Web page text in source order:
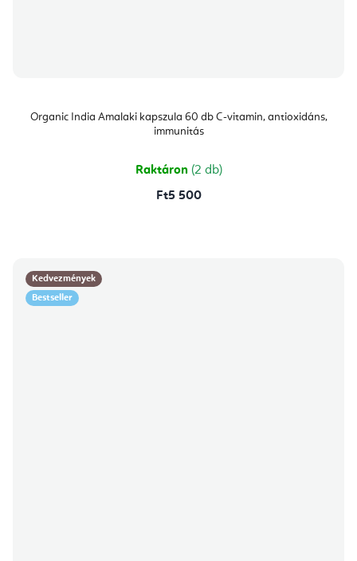
Organic India Amalaki kapszula 60 db C-vitamin, antioxidáns,
immunitás
Raktáron (2 db)
Ft5 500
Kedvezmények
Bestseller